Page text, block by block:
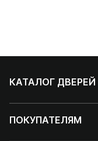
КАТАЛОГ ДВЕРЕЙ
ПОКУПАТЕЛЯМ